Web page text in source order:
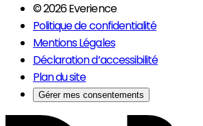
© 2026 Everience
Politique de confidentialité
Mentions Légales
Déclaration d’accessibilité
Plan du site
Gérer mes consentements